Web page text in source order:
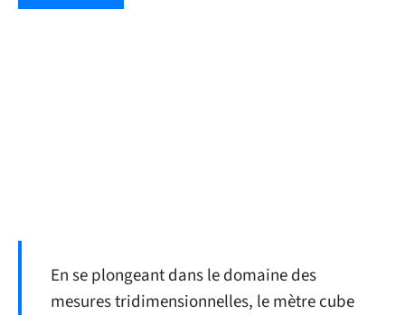
En se plongeant dans le domaine des
mesures tridimensionnelles, le mètre cube